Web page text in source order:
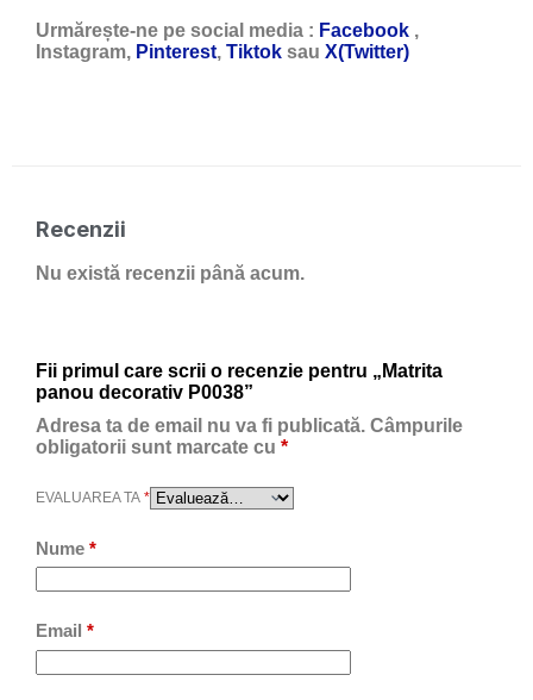
Urmărește-ne pe social media : Facebook ,
Instagram, Pinterest, Tiktok sau X(Twitter)
Recenzii
Nu există recenzii până acum.
Fii primul care scrii o recenzie pentru „Matrita
panou decorativ P0038”
Adresa ta de email nu va fi publicată. Câmpurile
obligatorii sunt marcate cu *
EVALUAREA TA *
Nume *
Email *